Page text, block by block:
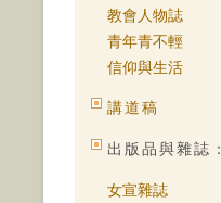
教會人物誌
青年青不輕
信仰與生活
講道稿
出版品與雜誌：
女宣雜誌